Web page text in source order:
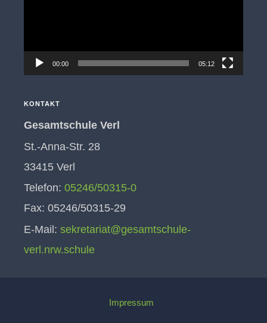
00:00 05:12
KONTAKT
Gesamtschule Verl
St.-Anna-Str. 28
33415 Verl
Telefon: 05246/50315-0
Fax: 05246/50315-29
E-Mail: sekretariat@gesamtschule-
verl.nrw.schule
Impressum